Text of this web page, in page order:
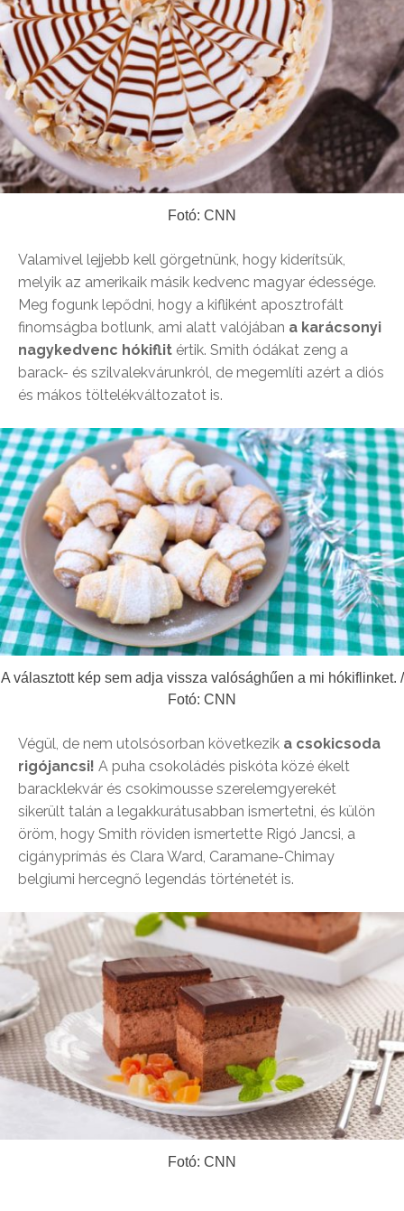
Fotó: CNN
Valamivel lejjebb kell görgetnünk, hogy kiderítsük,
melyik az amerikaik másik kedvenc magyar édessége.
Meg fogunk lepődni, hogy a kifliként aposztrofált
finomságba botlunk, ami alatt valójában a karácsonyi
nagykedvenc hókiflit értik. Smith ódákat zeng a
barack- és szilvalekvárunkról, de megemlíti azért a diós
és mákos töltelékváltozatot is.
A választott kép sem adja vissza valósághűen a mi hókiflinket. /
Fotó: CNN
Végül, de nem utolsósorban következik a csokicsoda
rigójancsi! A puha csokoládés piskóta közé ékelt
baracklekvár és csokimousse szerelemgyerekét
sikerült talán a legakkurátusabban ismertetni, és külön
öröm, hogy Smith röviden ismertette Rigó Jancsi, a
cigányprímás és Clara Ward, Caramane-Chimay
belgiumi hercegnő legendás történetét is.
Fotó: CNN